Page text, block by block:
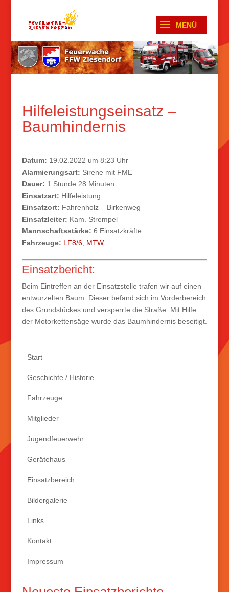
Hilfeleistungseinsatz –
Baumhindernis
Datum: 19.02.2022 um 8:23 Uhr
Alarmierungsart: Sirene mit FME
Dauer: 1 Stunde 28 Minuten
Einsatzart: Hilfeleistung
Einsatzort: Fahrenholz – Birkenweg
Einsatzleiter: Kam. Strempel
Mannschaftsstärke: 6 Einsatzkräfte
Fahrzeuge: LF8/6, MTW
Einsatzbericht:
Beim Eintreffen an der Einsatzstelle trafen wir auf einen
entwurzelten Baum. Dieser befand sich im Vorderbereich
des Grundstückes und versperrte die Straße. Mit Hilfe
der Motorkettensäge wurde das Baumhindernis beseitigt.
Start
Geschichte / Historie
Fahrzeuge
Mitglieder
Jugendfeuerwehr
Gerätehaus
Einsatzbereich
Bildergalerie
Links
Kontakt
Impressum